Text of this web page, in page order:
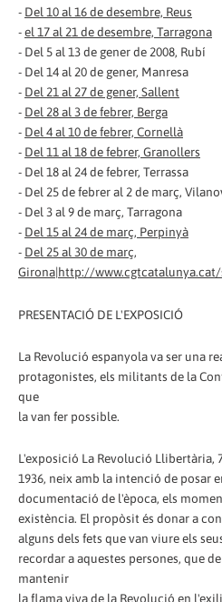
- Del 10 al 16 de desembre, Reus
-el 17 al 21 de desembre, Tarragona
- Del 5 al 13 de gener de 2008, Rubí
- Del 14 al 20 de gener, Manresa
- Del 21 al 27 de gener, Sallent
- Del 28 al 3 de febrer, Berga
- Del 4 al 10 de febrer, Cornellà
- Del 11 al 18 de febrer, Granollers
- Del 18 al 24 de febrer, Terrassa
- Del 25 de febrer al 2 de març,
- Del 3 al 9 de març, Tarragona
- Del 15 al 24 de març, Perpinyà
- Del 25 al 30 de març,
Girona|http://
PRESENTACIÓ DE L'EXPOSICIÓ
La Revolució espanyola va ser una
protagonistes, els militants de la
que
la van fer possible.
L'exposició La Revolució Llibertària,
1936, neix amb la intenció de posar
documentació de l'època, els
existència. El propòsit és donar a
alguns dels fets que van viure els
recordar a aquestes persones, que
mantenir
la flama viva de la Revolució en